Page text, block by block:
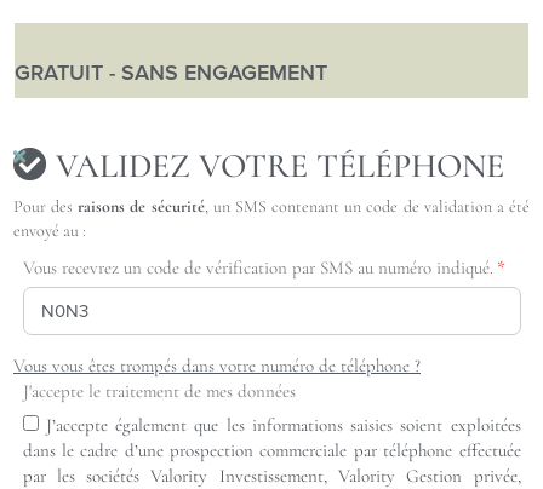
GRATUIT - SANS ENGAGEMENT
VALIDEZ VOTRE TÉLÉPHONE
Pour desraisons de sécurité, un SMS contenant un code de validation a été
envoyé au :
Vous recevrez un code de vérification par SMS au numéro indiqué.
Vous vous êtes trompés dans votre numéro de téléphone ?
J'accepte le traitement de mes données
J’accepte également que les informations saisies soient exploitées
dans le cadre d’une prospection commerciale par téléphone effectuée
par les sociétés Valority Investissement, Valority Gestion privée,